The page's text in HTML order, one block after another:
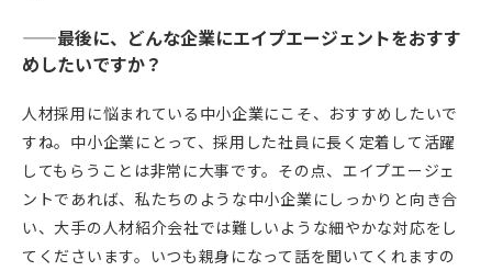
——最後に、どんな企業にエイプエージェントをおすす
めしたいですか？
人材採用に悩まれている中小企業にこそ、おすすめしたいで
すね。中小企業にとって、採用した社員に長く定着して活躍
してもらうことは非常に大事です。その点、エイプエージェ
ントであれば、私たちのような中小企業にしっかりと向き合
い、大手の人材紹介会社では難しいような細やかな対応をし
てくださいます。いつも親身になって話を聞いてくれますの